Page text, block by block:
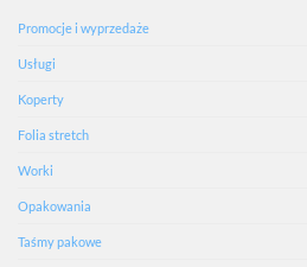
Promocje i wyprzedaże
Usługi
Koperty
Folia stretch
Worki
Opakowania
Taśmy pakowe